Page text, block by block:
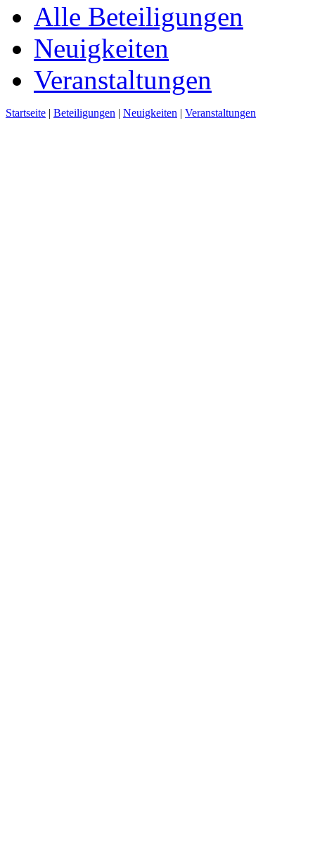
Alle Beteiligungen
Neuigkeiten
Veranstaltungen
Startseite | Beteiligungen | Neuigkeiten | Veranstaltungen